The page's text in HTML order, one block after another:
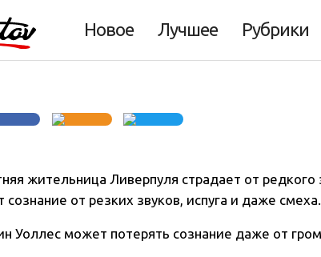
Новое Лучшее Рубрики
жительница Ливерпуля страдает от
сознание от резких звуков, испуга и даже смеха.
Уоллес может потерять сознание даже от